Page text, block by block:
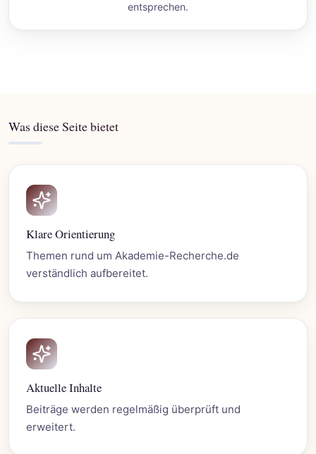
entsprechen.
Was diese Seite bietet
Klare Orientierung
Themen rund um Akademie-Recherche.de
verständlich aufbereitet.
Aktuelle Inhalte
Beiträge werden regelmäßig überprüft und
erweitert.